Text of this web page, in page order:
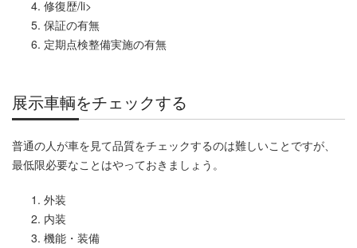
修復歴/li>
保証の有無
定期点検整備実施の有無
展示車輌をチェックする
普通の人が車を見て品質をチェックするのは難しいことですが、
最低限必要なことはやっておきましょう。
外装
内装
機能・装備